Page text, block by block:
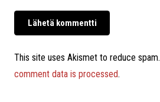
This site uses Akismet to reduce spam.
comment data is processed.